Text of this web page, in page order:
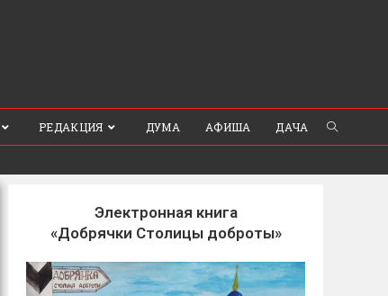
РЕДАКЦИЯ ДУМА АФИША ДАЧА
Электронная книга
«Добрячки Столицы доброты»